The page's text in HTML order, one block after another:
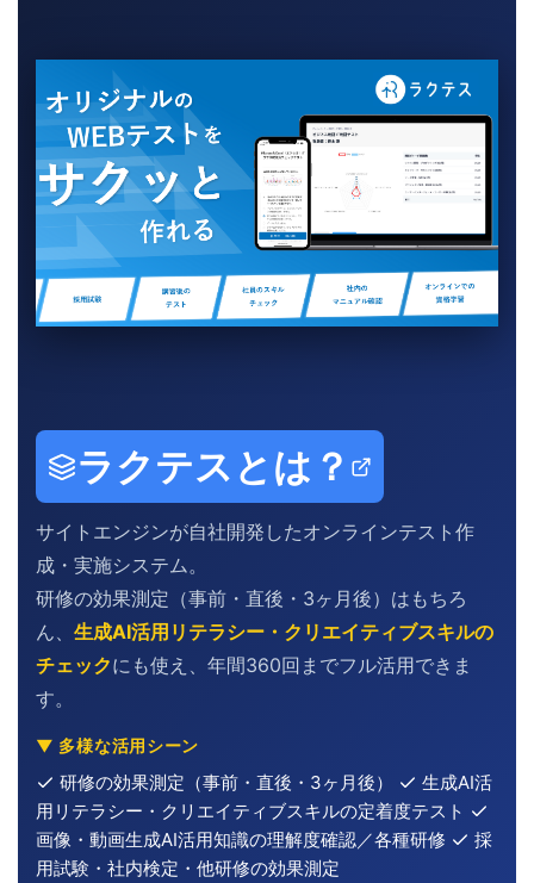
ラクテスとは？
サイトエンジンが自社開発したオンラインテスト作
成・実施システム。
研修の効果測定（事前・直後・3ヶ月後）はもちろ
ん、 生成AI活用リテラシー・クリエイティブスキルの
チェックにも使え、年間360回までフル活用できま
す。
▼ 多様な活用シーン
研修の効果測定（事前・直後・3ヶ月後）
生成AI活
用リテラシー・クリエイティブスキルの定着度テスト
画像・動画生成AI活用知識の理解度確認／各種研修
採
用試験・社内検定・他研修の効果測定